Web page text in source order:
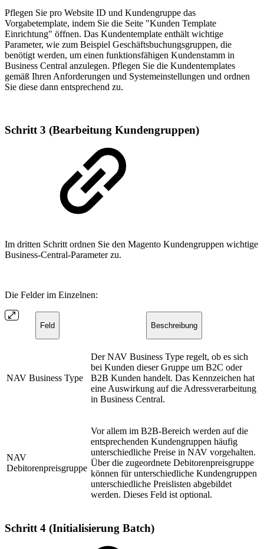
Pflegen Sie pro Website ID und Kundengruppe das
Vorgabetemplate, indem Sie die Seite "Kunden Template
Einrichtung" öffnen. Das Kundentemplate enthält wichtige
Parameter, wie zum Beispiel Geschäftsbuchungsgruppen, die
benötigt werden, um einen funktionsfähigen Kundenstamm in
Business Central anzulegen. Pflegen Sie die Kundentemplates
gemäß Ihren Anforderungen und Systemeinstellungen und ordnen
Sie diese dann entsprechend zu.
Schritt 3 (Bearbeitung Kundengruppen)
Im dritten Schritt ordnen Sie den Magento Kundengruppen wichtige
Business-Central-Parameter zu.
Die Felder im Einzelnen:
Feld Beschreibung
NAV Business Type
Der NAV Business Type regelt, ob es sich
bei Kunden dieser Gruppe um B2C oder
B2B Kunden handelt. Das Kennzeichen hat
eine Auswirkung auf die Adressverarbeitung
in Business Central.
NAV
Debitorenpreisgruppe
Vor allem im B2B-Bereich werden auf die
entsprechenden Kundengruppen häufig
unterschiedliche Preise in NAV vorgehalten.
Über die zugeordnete Debitorenpreisgruppe
können für unterschiedliche Kundengruppen
unterschiedliche Preislisten abgebildet
werden. Dieses Feld ist optional.
Schritt 4 (Initialisierung Batch)